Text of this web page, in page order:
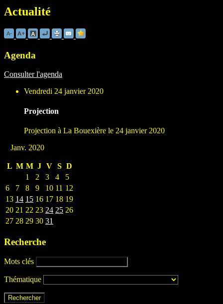
Actualité
Agenda
Consulter l'agenda
Vendredi 24 janvier 2020
Projection
Projection à La Bouexière le 24 janvier 2020
Janv. 2020
L M M J V S D
1
2 3 4
5
6
7 8 9 10 11 12
13 14 15 16 17 18 19
20 21 22 23 24 25 26
27 28 29 30 31
Recherche
Mots clés
Thématique